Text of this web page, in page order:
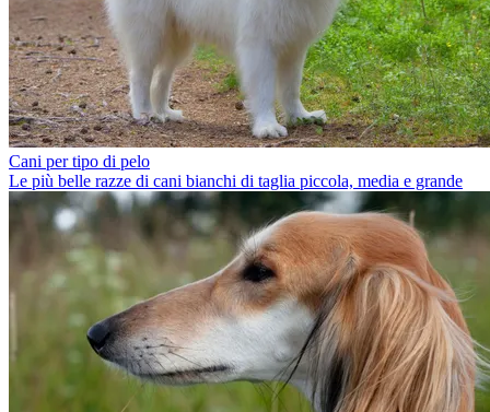
Cani per tipo di pelo
Le più belle razze di cani bianchi di taglia piccola, media e grande